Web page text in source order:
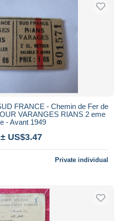
FRANCE - Chemin de Fer de
VARANGES RIANS 2 eme
- Avant 1949
± US$3.47
Private individual